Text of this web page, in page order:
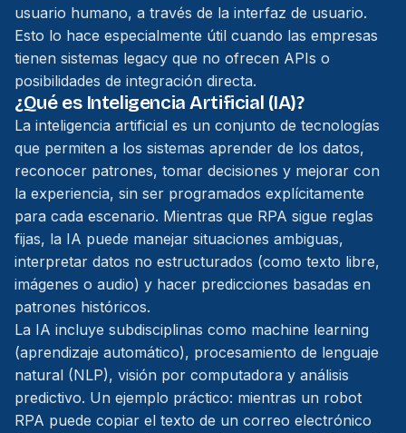
usuario humano, a través de la interfaz de usuario.
Esto lo hace especialmente útil cuando las empresas
tienen sistemas legacy que no ofrecen APIs o
posibilidades de integración directa.
¿Qué es Inteligencia Artificial (IA)?
La inteligencia artificial es un conjunto de tecnologías
que permiten a los sistemas aprender de los datos,
reconocer patrones, tomar decisiones y mejorar con
la experiencia, sin ser programados explícitamente
para cada escenario. Mientras que RPA sigue reglas
fijas, la IA puede manejar situaciones ambiguas,
interpretar datos no estructurados (como texto libre,
imágenes o audio) y hacer predicciones basadas en
patrones históricos.
La IA incluye subdisciplinas como machine learning
(aprendizaje automático), procesamiento de lenguaje
natural (NLP), visión por computadora y análisis
predictivo. Un ejemplo práctico: mientras un robot
RPA puede copiar el texto de un correo electrónico